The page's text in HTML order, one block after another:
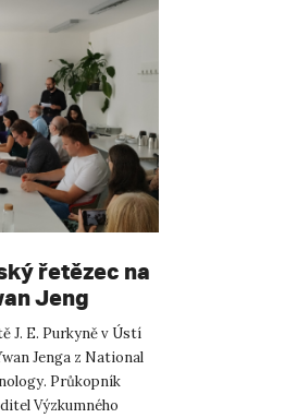
řetězec na
Jeng
J. E. Purkyně v Ústí
Jenga z National
Průkopník
Výzkumného